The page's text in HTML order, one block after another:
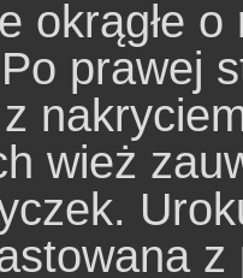
okrągłe
prawej
wież